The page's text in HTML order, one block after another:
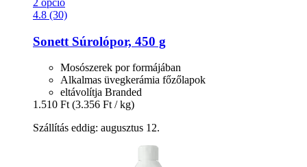
2 opció
4.8 (30)
Sonett Súrolópor, 450 g
Mosószerek por formájában
Alkalmas üvegkerámia főzőlapok
eltávolítja Branded
1.510 Ft (3.356 Ft / kg)
Szállítás eddig: augusztus 12.